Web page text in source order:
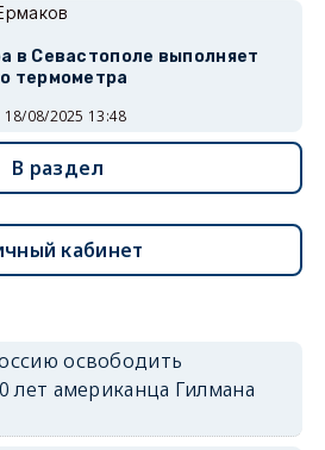
в Севастополе выполняет
термометра
18/08/2025 13:48
В раздел
кабинет
освободить
лет американца Гилмана